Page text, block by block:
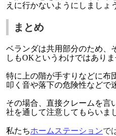
えに行かないようにしましょ
まとめ
ベランダは共用部分のため、
しもOKというわけではありま
特に上の階が手すりなどに布
叩く音や落下の危険性などで
その場合、直接クレームを言
社を通して注意してもらいま
私たちホームステーションで